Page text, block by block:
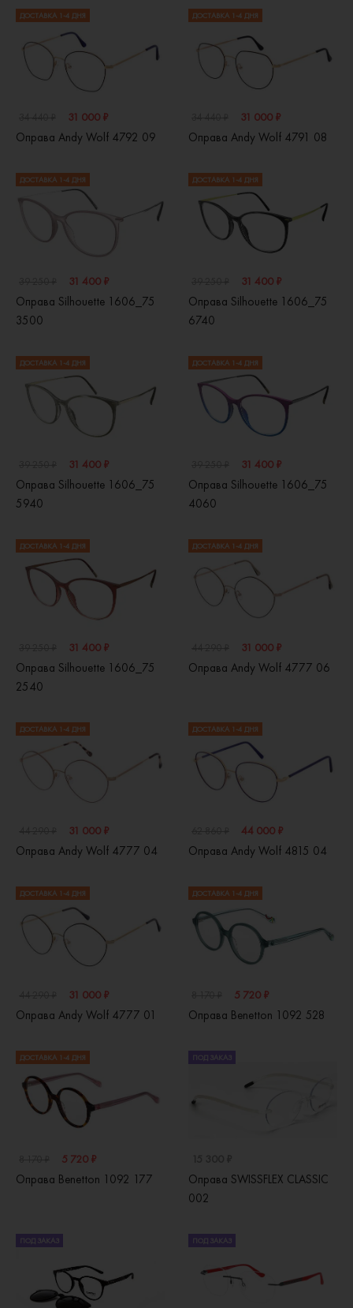
ДОСТАВКА 1-4 ДНЯ
31 000 ₽
Оправа Andy Wolf 4792 09
ДОСТАВКА 1-4 ДНЯ
31 000 ₽
Оправа Andy Wolf 4791 08
ДОСТАВКА 1-4 ДНЯ
31 400 ₽
Оправа Silhouette 1606_75
3500
ДОСТАВКА 1-4 ДНЯ
31 400 ₽
Оправа Silhouette 1606_75
6740
ДОСТАВКА 1-4 ДНЯ
31 400 ₽
Оправа Silhouette 1606_75
5940
ДОСТАВКА 1-4 ДНЯ
31 400 ₽
Оправа Silhouette 1606_75
4060
ДОСТАВКА 1-4 ДНЯ
31 400 ₽
Оправа Silhouette 1606_75
2540
ДОСТАВКА 1-4 ДНЯ
31 000 ₽
Оправа Andy Wolf 4777 06
ДОСТАВКА 1-4 ДНЯ
31 000 ₽
Оправа Andy Wolf 4777 04
ДОСТАВКА 1-4 ДНЯ
44 000 ₽
Оправа Andy Wolf 4815 04
ДОСТАВКА 1-4 ДНЯ
31 000 ₽
Оправа Andy Wolf 4777 01
ДОСТАВКА 1-4 ДНЯ
5 720 ₽
Оправа Benetton 1092 528
ДОСТАВКА 1-4 ДНЯ
5 720 ₽
Оправа Benetton 1092 177
ПОД ЗАКАЗ
Оправа SWISSFLEX CLASSIC
002
ПОД ЗАКАЗ ПОД ЗАКАЗ